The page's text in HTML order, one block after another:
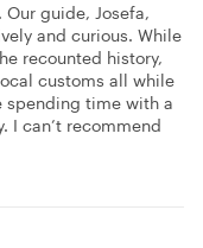
guide, Josefa,
and curious. While
recounted history,
customs all while
spending time with a
I can’t recommend